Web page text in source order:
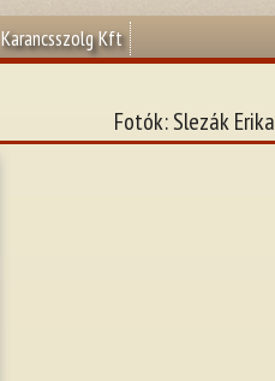
Karancsszolg Kft
Fotók: Slezák Erika